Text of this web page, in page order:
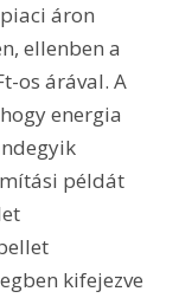
áron
ellenben a
os árával. A
energia
példát
kifejezve